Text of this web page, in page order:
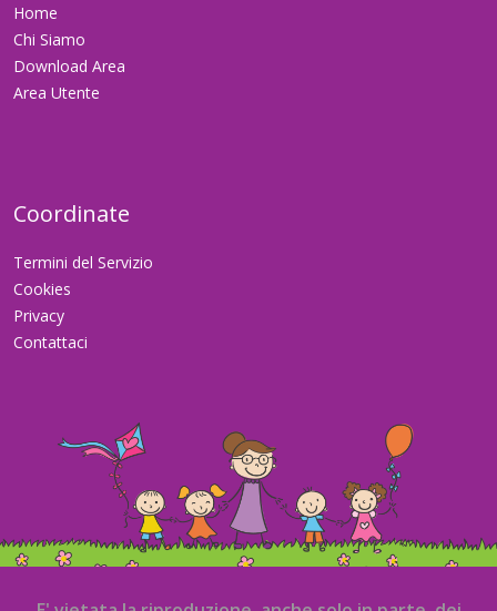
Home
Chi Siamo
Download Area
Area Utente
Coordinate
Termini del Servizio
Cookies
Privacy
Contattaci